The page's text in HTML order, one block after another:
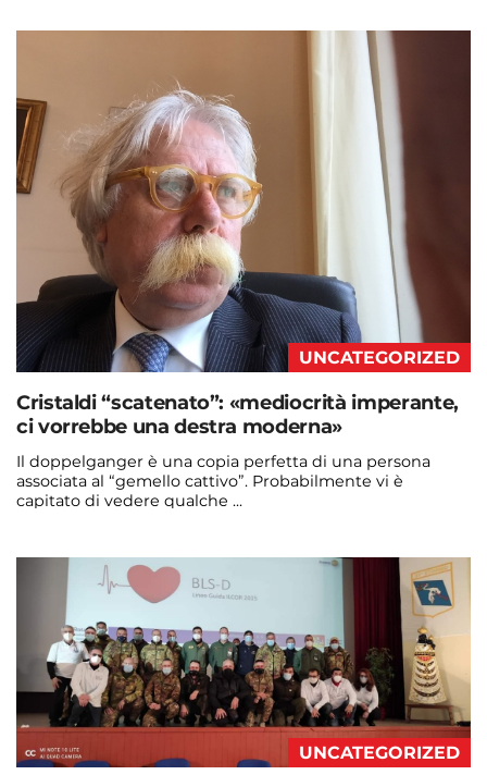
UNCATEGORIZED
Cristaldi “scatenato”: «mediocrità imperante,
ci vorrebbe una destra moderna»
Il doppelganger è una copia perfetta di una persona
associata al “gemello cattivo”. Probabilmente vi è
capitato di vedere qualche ...
admin@admin.com 3 days fa
UNCATEGORIZED